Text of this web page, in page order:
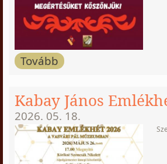
Tovább
Kabay János
2026. 05. 18.